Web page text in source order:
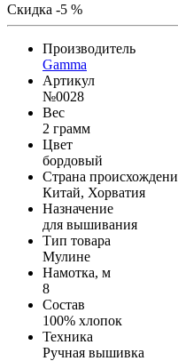
Скидка -5 %
Производитель
Gamma
Артикул
№0028
Вес
2 грамм
Цвет
бордовый
Страна
Китай, Хорватия
Назначение
для вышивания
Тип товара
Мулине
Намотка, м
8
Состав
100% хлопок
Техника
Ручная вышивка